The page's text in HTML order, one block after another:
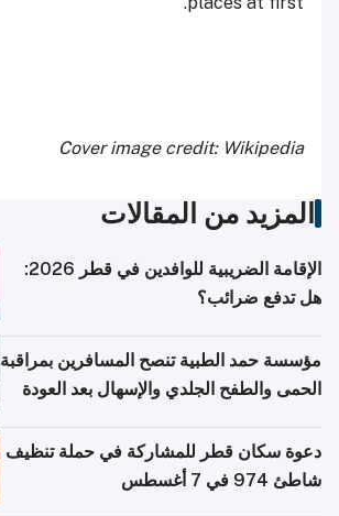
Cover image credit: Wikipedia
المزيد من المقالات
الإقامة الضريبية للوافدين في قطر 2026:
هل تدفع ضرائب؟
مؤسسة حمد الطبية تنصح المسافرين بمراقبة
الحمى والطفح الجلدي والإسهال بعد العودة
دعوة سكان قطر للمشاركة في حملة تنظيف
شاطئ 974 في 7 أغسطس